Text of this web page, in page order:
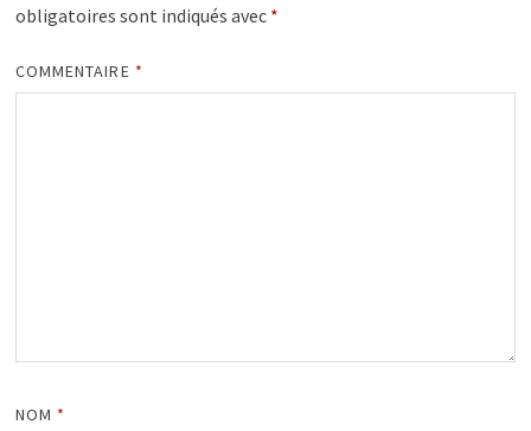
obligatoires sont indiqués avec *
COMMENTAIRE *
NOM *